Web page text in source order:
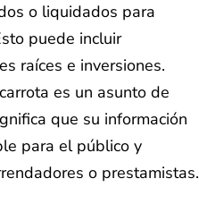
o liquidados para
puede incluir
raíces e inversiones.
es un asunto de
que su información
para el público y
o prestamistas.